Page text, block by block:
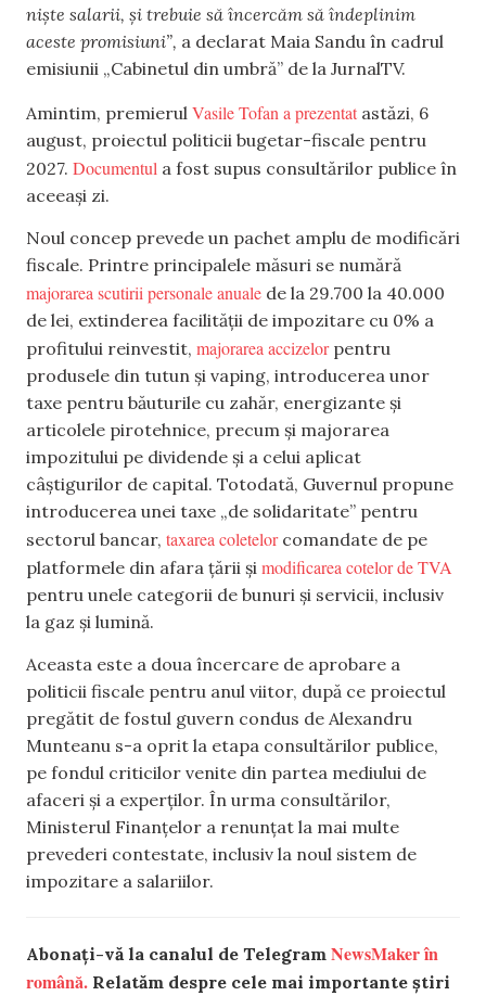
niște salarii, și trebuie să încercăm să îndeplinim
aceste promisiuni”, a declarat Maia Sandu în cadrul
emisiunii „Cabinetul din umbră” de la JurnalTV.
Amintim, premierul Vasile Tofan a prezentat astăzi, 6
august, proiectul politicii bugetar-fiscale pentru
2027. Documentul a fost supus consultărilor publice în
aceeași zi.
Noul concep prevede un pachet amplu de modificări
fiscale. Printre principalele măsuri se numără
majorarea scutirii personale anuale de la 29.700 la 40.000
de lei, extinderea facilității de impozitare cu 0% a
profitului reinvestit, majorarea accizelorpentru
produsele din tutun și vaping, introducerea unor
taxe pentru băuturile cu zahăr, energizante și
articolele pirotehnice, precum și majorarea
impozitului pe dividende și a celui aplicat
câștigurilor de capital. Totodată, Guvernul propune
introducerea unei taxe „de solidaritate” pentru
sectorul bancar, taxarea coletelorcomandate de pe
platformele din afara țării și modificarea cotelor de TVA
pentru unele categorii de bunuri și servicii, inclusiv
la gaz și lumină.
Aceasta este a doua încercare de aprobare a
politicii fiscale pentru anul viitor, după ce proiectul
pregătit de fostul guvern condus de Alexandru
Munteanu s-a oprit la etapa consultărilor publice,
pe fondul criticilor venite din partea mediului de
afaceri și a experților. În urma consultărilor,
Ministerul Finanțelor a renunțat la mai multe
prevederi contestate, inclusiv la noul sistem de
impozitare a salariilor.
Abonați-vă la canalul de Telegram NewsMaker în
română. Relatăm despre cele mai importante știri